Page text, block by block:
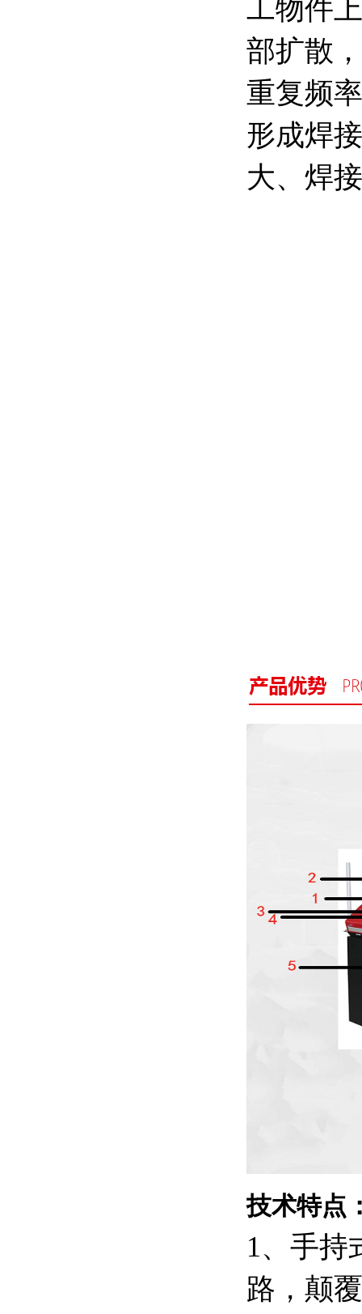
工物件
部扩散
重复频
形成焊
大、焊
技术特点
1、手持
路，颠